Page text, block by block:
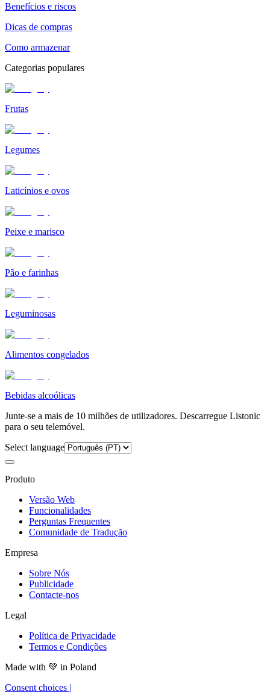
Benefícios e riscos
Dicas de compras
Como armazenar
Categorias populares
Frutas
Legumes
Laticínios e ovos
Peixe e marisco
Pão e farinhas
Leguminosas
Alimentos congelados
Bebidas alcoólicas
Junte-se a mais de 10 milhões de utilizadores. Descarregue Listonic
para o seu telemóvel.
Select language
Produto
Versão Web
Funcionalidades
Perguntas Frequentes
Comunidade de Tradução
Empresa
Sobre Nós
Publicidade
Contacte-nos
Legal
Política de Privacidade
Termos e Condições
Made with 💚 in Poland
Consent choices |